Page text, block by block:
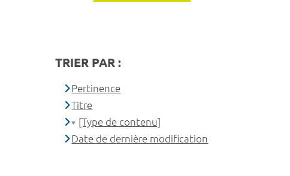
TRIER PAR :
Pertinence
Titre
[Type de contenu]
Date de dernière modification